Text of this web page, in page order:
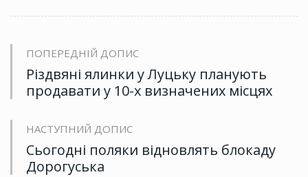
ПОПЕРЕДНІЙ ДОПИС
Різдвяні ялинки у Луцьку планують
продавати у 10-х визначених місцях
НАСТУПНИЙ ДОПИС
Сьогодні поляки відновлять блокаду
Дорогуська